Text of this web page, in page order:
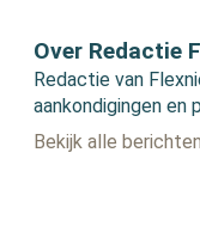
Over Redactie
Redactie van
aankondigingen en
Bekijk alle